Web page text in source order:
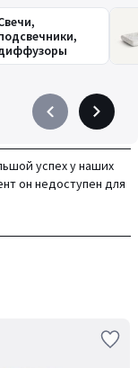
Précédent
à
gauche
Suivant
à
droite
успех у наших
он недоступен для